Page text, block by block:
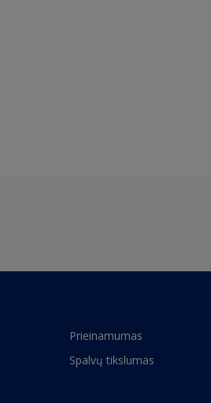
Prieinamumas
Spalvų tikslumas